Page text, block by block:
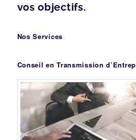
vos objectifs.
Nos Services
Conseil en Transmission